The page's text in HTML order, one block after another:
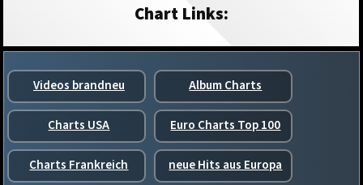
Chart Links:
Videos brandneu Album Charts
Charts USA Euro Charts Top 100
Charts Frankreich neue Hits aus Europa